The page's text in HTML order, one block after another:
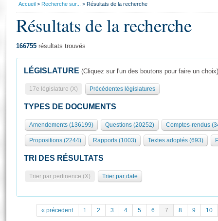
Présidence
577 députés
Groupes politiques
Séance publique
Commissions et autres organes
Europe et International
Pétitions
Général
Rôle et pouvoirs de l'Assemblée
Organisation de l'Assemblée
Présidence Conférence des Présidents Bureau Collège des
Statistiques et chiffres clés
Documents de référence
( Constitution | Règlement de l'Assemblée ... )
Visiter l'Assemblée
Visite virtuelle du palais Bourbon
Assister à une séance
La Bibliothèque
Vous
Accueil Recherche sur... Résultats de la recherche
Résultats de la recherche
166755 résultats trouvés
LÉGISLATURE (Cliquez sur l'un des boutons pour faire un choix)
17e législature (X) Précédentes législatures
TYPES DE DOCUMENTS
Amendements (136199) Questions (20252) Comptes-rendus
Propositions (2244) Rapports (1003) Textes adoptés (693)
TRI DES RÉSULTATS
Trier par pertinence (X) Trier par date
« précedent 1 2 3 4 5 6 7 8 9 10